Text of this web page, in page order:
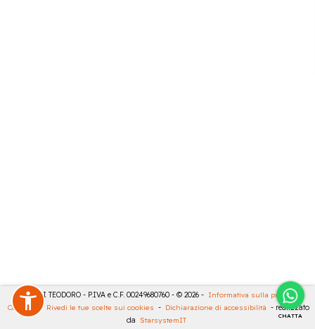
CHATTA
MASULLI TEODORO - P.IVA e C.F. 00249680760 - © 2026 - Informativa sulla privacy -
Cookies
- Rivedi le tue scelte sui cookies - Dichiarazione di accessibilità - realizzato
da StarsystemIT